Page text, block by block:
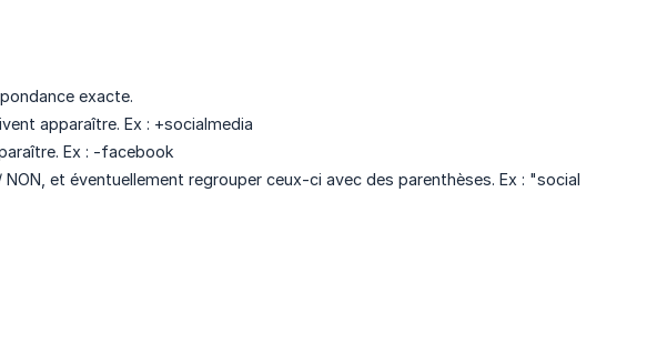
exacte.
apparaître. Ex : +socialmedia
Ex : -facebook
et éventuellement regrouper ceux-ci avec des parenthèses. Ex : "social